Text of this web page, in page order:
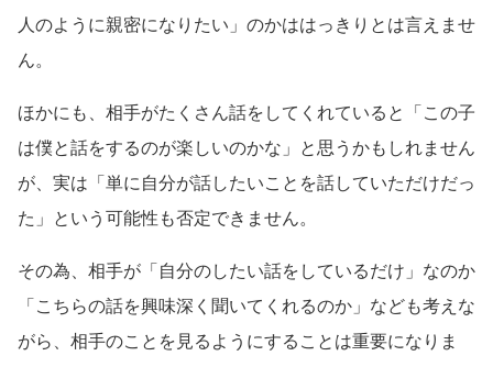
人のように親密になりたい」のかははっきりとは言えませ
ん。
ほかにも、相手がたくさん話をしてくれていると「この子
は僕と話をするのが楽しいのかな」と思うかもしれません
が、実は「単に自分が話したいことを話していただけだっ
た」という可能性も否定できません。
その為、相手が「自分のしたい話をしているだけ」なのか
「こちらの話を興味深く聞いてくれるのか」なども考えな
がら、相手のことを見るようにすることは重要になりま